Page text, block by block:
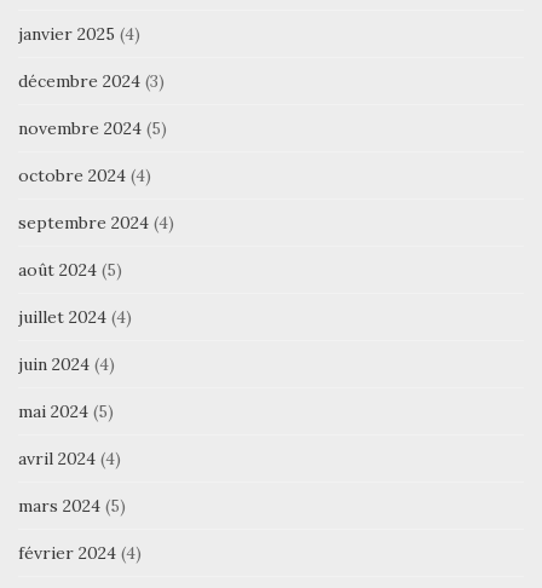
janvier 2025 (4)
décembre 2024 (3)
novembre 2024 (5)
octobre 2024 (4)
septembre 2024 (4)
août 2024 (5)
juillet 2024 (4)
juin 2024 (4)
mai 2024 (5)
avril 2024 (4)
mars 2024 (5)
février 2024 (4)